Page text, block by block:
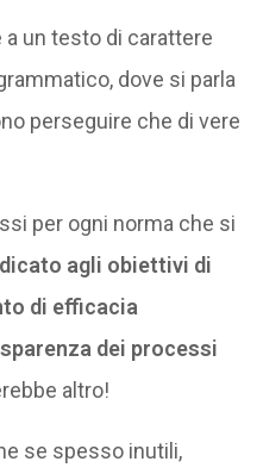
un testo di carattere
dove si parla
perseguire che di vere
per ogni norma che si
agli obiettivi di
di efficacia
dei processi
altro!
se spesso inutili,